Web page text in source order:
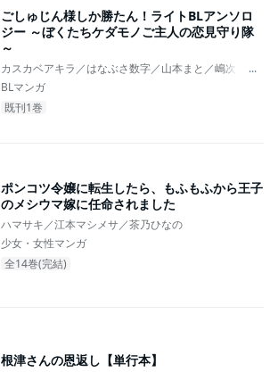
ごしゅじん様しか勝たん！ライトBLアンソロ
ジー ～ぼくたちケダモノご主人の恋見守り隊
～
カスカベアキラ／はなぶさ数字／山本まと／嶋次郎／佐
...
BLマンガ
既刊1巻
ポンコツ令嬢に転生したら、もふもふから王子
のメシウマ嫁に任命されました
ハマサキ／江本マシメサ／茶乃ひなの
少女・女性マンガ
全14巻(完結)
根津さんの恩返し【単行本】